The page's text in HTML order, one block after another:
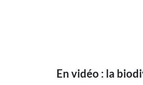
En vidéo : la